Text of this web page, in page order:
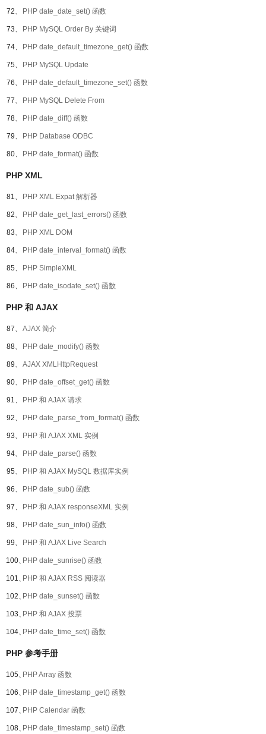
72、 PHP date_date_set() 函数
73、 PHP MySQL Order By 关键词
74、 PHP date_default_timezone_get() 函数
75、 PHP MySQL Update
76、 PHP date_default_timezone_set() 函数
77、 PHP MySQL Delete From
78、 PHP date_diff() 函数
79、 PHP Database ODBC
80、 PHP date_format() 函数
PHP XML
81、 PHP XML Expat 解析器
82、 PHP date_get_last_errors() 函数
83、 PHP XML DOM
84、 PHP date_interval_format() 函数
85、 PHP SimpleXML
86、 PHP date_isodate_set() 函数
PHP 和 AJAX
87、 AJAX 简介
88、 PHP date_modify() 函数
89、 AJAX XMLHttpRequest
90、 PHP date_offset_get() 函数
91、 PHP 和 AJAX 请求
92、 PHP date_parse_from_format() 函数
93、 PHP 和 AJAX XML 实例
94、 PHP date_parse() 函数
95、 PHP 和 AJAX MySQL 数据库实例
96、 PHP date_sub() 函数
97、 PHP 和 AJAX responseXML 实例
98、 PHP date_sun_info() 函数
99、 PHP 和 AJAX Live Search
100、PHP date_sunrise() 函数
101、PHP 和 AJAX RSS 阅读器
102、PHP date_sunset() 函数
103、PHP 和 AJAX 投票
104、PHP date_time_set() 函数
PHP 参考手册
105、PHP Array 函数
106、PHP date_timestamp_get() 函数
107、PHP Calendar 函数
108、PHP date_timestamp_set() 函数